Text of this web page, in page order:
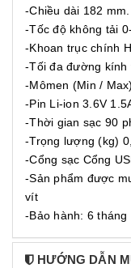
-Chiều dài 182 mm.
-Tốc độ không tải
-Khoan trục chính
-Tối đa đường kính
-Mômen (Min /
-Pin Li-ion 3.6V
-Thời gian sạc 90
-Trọng lượng (kg)
-Cổng sạc Cổng
-Sản phẩm được
vít
-Bảo hành: 6 tháng
HƯỚNG DẪN